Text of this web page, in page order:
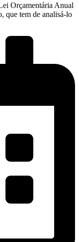
Orçamentária Anual
que tem de analisá-lo